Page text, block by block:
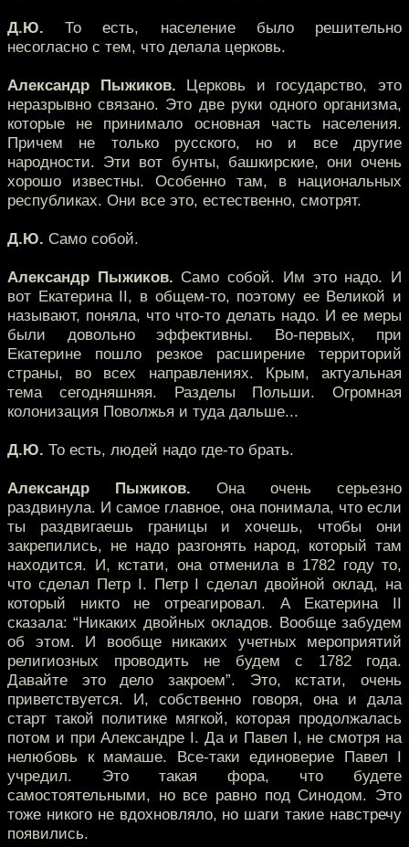
Д.Ю. То есть, население было решительно
несогласно с тем, что делала церковь.
Александр Пыжиков. Церковь и государство, это
неразрывно связано. Это две руки одного организма,
которые не принимало основная часть населения.
Причем не только русского, но и все другие
народности. Эти вот бунты, башкирские, они очень
хорошо известны. Особенно там, в национальных
республиках. Они все это, естественно, смотрят.
Д.Ю. Само собой.
Александр Пыжиков. Само собой. Им это надо. И
вот Екатерина II, в общем-то, поэтому ее Великой и
называют, поняла, что что-то делать надо. И ее меры
были довольно эффективны. Во-первых, при
Екатерине пошло резкое расширение территорий
страны, во всех направлениях. Крым, актуальная
тема сегодняшняя. Разделы Польши. Огромная
колонизация Поволжья и туда дальше...
Д.Ю. То есть, людей надо где-то брать.
Александр Пыжиков. Она очень серьезно
раздвинула. И самое главное, она понимала, что если
ты раздвигаешь границы и хочешь, чтобы они
закрепились, не надо разгонять народ, который там
находится. И, кстати, она отменила в 1782 году то,
что сделал Петр I. Петр I сделал двойной оклад, на
который никто не отреагировал. А Екатерина II
сказала: “Никаких двойных окладов. Вообще забудем
об этом. И вообще никаких учетных мероприятий
религиозных проводить не будем с 1782 года.
Давайте это дело закроем”. Это, кстати, очень
приветствуется. И, собственно говоря, она и дала
старт такой политике мягкой, которая продолжалась
потом и при Александре I. Да и Павел I, не смотря на
нелюбовь к мамаше. Все-таки единоверие Павел I
учредил. Это такая фора, что будете
самостоятельными, но все равно под Синодом. Это
тоже никого не вдохновляло, но шаги такие навстречу
появились.